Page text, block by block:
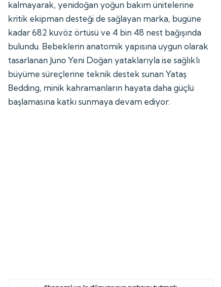
kalmayarak, yenidoğan yoğun bakım ünitelerine
kritik ekipman desteği de sağlayan marka, bugüne
kadar 682 kuvöz örtüsü ve 4 bin 48 nest bağışında
bulundu. Bebeklerin anatomik yapısına uygun olarak
tasarlanan Juno Yeni Doğan yataklarıyla ise sağlıklı
büyüme süreçlerine teknik destek sunan Yataş
Bedding, minik kahramanların hayata daha güçlü
başlamasına katkı sunmaya devam ediyor.